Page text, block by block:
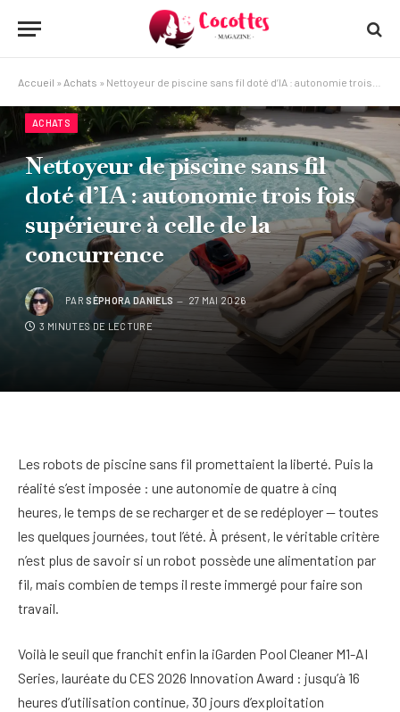
Accueil » Achats » Nettoyeur de piscine sans fil doté d’IA : autonomie trois fois supérieure à celle de la concurrence
ACHATS
Nettoyeur de piscine sans fil
doté d’IA : autonomie trois fois
supérieure à celle de la
concurrence
PAR SÉPHORA DANIELS 27 MAI 2026
3 MINUTES DE LECTURE
Les robots de piscine sans fil promettaient la liberté. Puis la
réalité s’est imposée : une autonomie de quatre à cinq
heures, le temps de se recharger et de se redéployer — toutes
les quelques journées, tout l’été. À présent, le véritable critère
n’est plus de savoir si un robot possède une alimentation par
fil, mais combien de temps il reste immergé pour faire son
travail.
Voilà le seuil que franchit enfin la iGarden Pool Cleaner M1-AI
Series, lauréate du CES 2026 Innovation Award : jusqu’à 16
heures d’utilisation continue, 30 jours d’exploitation